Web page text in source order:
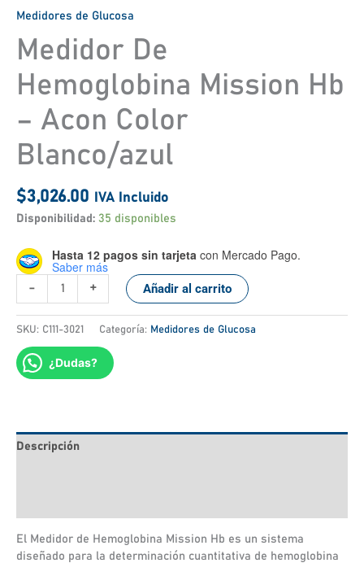
Medidores de Glucosa
Medidor De
Hemoglobina Mission Hb
– Acon Color
Blanco/azul
$3,026.00 IVA Incluido
Disponibilidad: 35 disponibles
Hasta 12 pagos sin tarjeta con Mercado Pago.
Saber más
- + Añadir al carrito
SKU: C111-3021 Categoría: Medidores de Glucosa
¿Dudas?
Descripción
El Medidor de Hemoglobina Mission Hb es un sistema
diseñado para la determinación cuantitativa de hemoglobina